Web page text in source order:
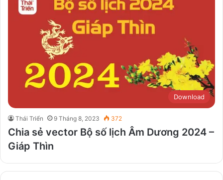
Download
Thái Triển 9 Tháng 8, 2023 372
Chia sẻ vector Bộ số lịch Âm Dương 2024 –
Giáp Thìn